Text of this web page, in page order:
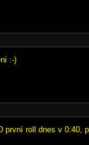
:-)
první roll dnes v 0:40,